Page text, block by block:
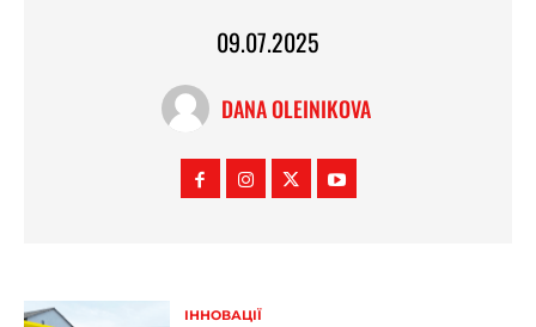
09.07.2025
DANA OLEINIKOVA
ІННОВАЦІЇ